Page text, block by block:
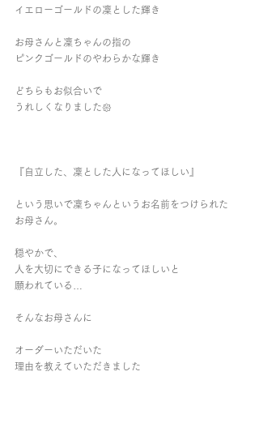
イエローゴールドの凜とした輝き
お母さんと凜ちゃんの指の
ピンクゴールドのやわらかな輝き
どちらもお似合いで
うれしくなりました𑁍
『自立した、凜とした人になってほしい』
という思いで凜ちゃんというお名前をつけられた
お母さん。
穏やかで、
人を大切にできる子になってほしいと
願われている…
そんなお母さんに
オーダーいただいた
理由を教えていただきました